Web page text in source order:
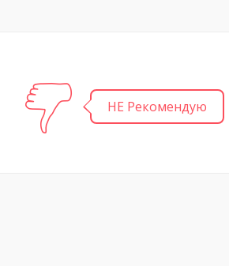
НЕ Рекомендую